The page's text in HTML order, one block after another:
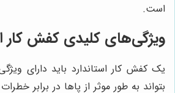
است.
ویژگی‌های کلیدی کفش کار
یک کفش کار استاندارد باید دارای
بتواند به طور موثر از پاها در برابر